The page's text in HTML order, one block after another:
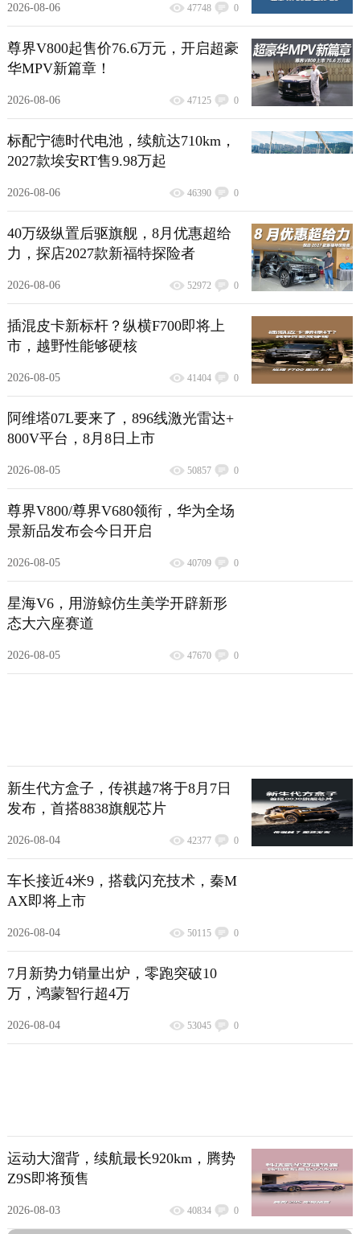
2026-08-06 47748 0
尊界V800起售价76.6万元，开启超豪
华MPV新篇章！
2026-08-06 47125 0
标配宁德时代电池，续航达710km，
2027款埃安RT售9.98万起
2026-08-06 46390 0
40万级纵置后驱旗舰，8月优惠超给
力，探店2027款新福特探险者
2026-08-06 52972 0
插混皮卡新标杆？纵横F700即将上
市，越野性能够硬核
2026-08-05 41404 0
阿维塔07L要来了，896线激光雷达+
800V平台，8月8日上市
2026-08-05 50857 0
尊界V800/尊界V680领衔，华为全场
景新品发布会今日开启
2026-08-05 40709 0
星海V6，用游鲸仿生美学开辟新形
态大六座赛道
2026-08-05 47670 0
新生代方盒子，传祺越7将于8月7日
发布，首搭8838旗舰芯片
2026-08-04 42377 0
车长接近4米9，搭载闪充技术，秦M
AX即将上市
2026-08-04 50115 0
7月新势力销量出炉，零跑突破10
万，鸿蒙智行超4万
2026-08-04 53045 0
运动大溜背，续航最长920km，腾势
Z9S即将预售
2026-08-03 40834 0